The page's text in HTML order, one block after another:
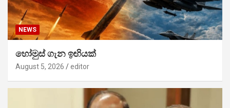
NEWS
හෝමුස් ගැන ඉඟියක්
August 5, 2026 editor